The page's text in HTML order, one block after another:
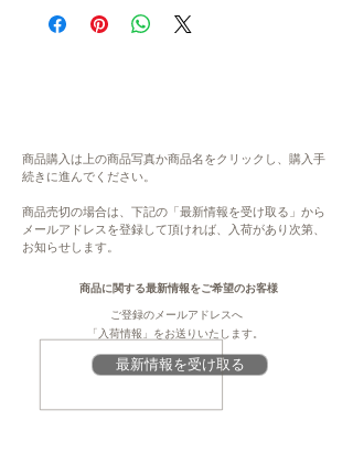
※現在、多数ご注文をいただいております。
地域により、送料が変わります。
内容
山のあわび 魚沼天恵菇 お刺身（100g）×2個
しいたけ（南魚沼市産）、食用大豆油（一部
に大豆を含む）
システムの都合上、在庫数更新が間に合わ
ず、ご注文いただいた後に商品が欠品・在庫
大変ご不便をお掛けいたしますが、何卒ご理
解・ご協力賜りますよう、よろしくお願い申
注意
作成・掲載をしています。提供元の規格変更
などに伴い、本サイト掲載の情報から予告な
く変更となる場合がございます。商品に関す
る義務表示事項（原材料、栄養成分、アレル
ギー情報、添加物など）については、商品到
商品購入は上の商品写真か商品名をクリックし、購入手
続きに進んでください。
商品売切の場合は、下記の「最新情報を受け取る」から
メールアドレスを登録して頂ければ、入荷があり次第、
お知らせします。
最新情報を受け取る
商品に関する最新情報をご希望のお客様
ご登録のメールアドレスへ
「入荷情報」をお送りいたします。